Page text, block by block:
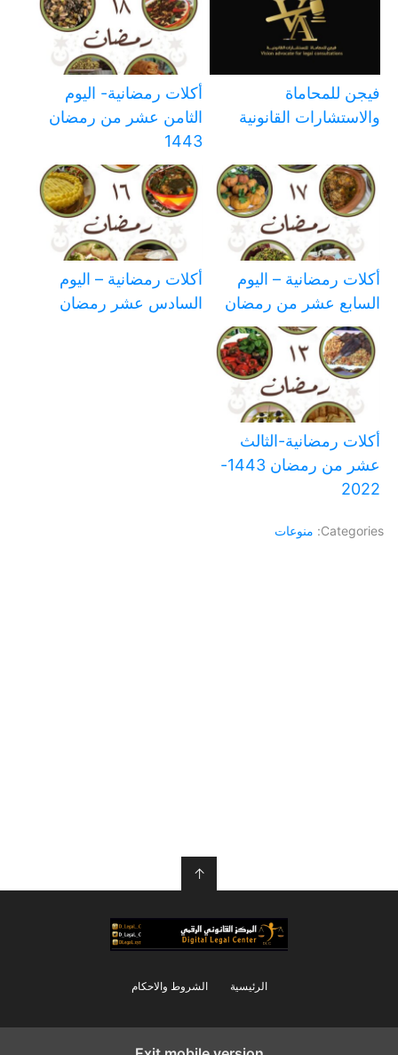
فيجن للمحاماة
والاستشارات القانونية
أكلات رمضانية- اليوم
الثامن عشر من رمضان
1443
أكلات رمضانية – اليوم
السابع عشر من رمضان
أكلات رمضانية – اليوم
السادس عشر رمضان
أكلات رمضانية-الثالث
عشر من رمضان 1443-
2022
Categories: منوعات
↑
الرئيسية الشروط والاحكام